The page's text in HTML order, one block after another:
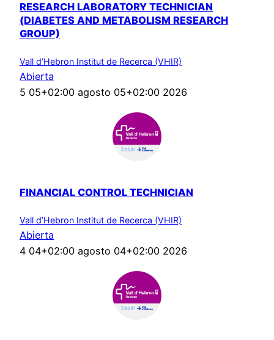
RESEARCH LABORATORY TECHNICIAN
(DIABETES AND METABOLISM RESEARCH
GROUP)
Vall d’Hebron Institut de Recerca (VHIR)
Abierta
5 05+02:00 agosto 05+02:00 2026
FINANCIAL CONTROL TECHNICIAN
Vall d’Hebron Institut de Recerca (VHIR)
Abierta
4 04+02:00 agosto 04+02:00 2026